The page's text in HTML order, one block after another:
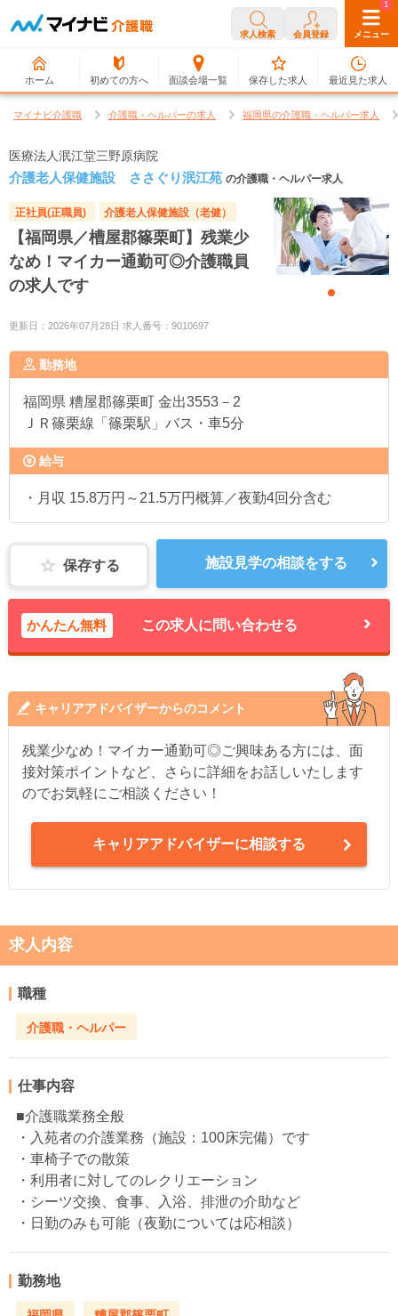
求人検索 会員登録 メニュー
ホーム 初めての方へ 面談会場一覧
0
保存した求人
1
最近見た求人
マイナビ介護職 介護職・ヘルパーの求人 福岡県の介護職・ヘルパー求人
医療法人泯江堂三野原病院
介護老人保健施設 ささぐり泯江苑 の介護職・ヘルパー求人
正社員(正職員) 介護老人保健施設（老健）
【福岡県／槽屋郡篠栗町】残業少
なめ！マイカー通勤可◎介護職員
の求人です
更新日：2026年07月28日 求人番号：9010697
勤務地
福岡県 糟屋郡篠栗町 金出3553－2
ＪＲ篠栗線「篠栗駅」バス・車5分
給与
・月収 15.8万円～21.5万円概算／夜勤4回分含む
保存する 施設見学の相談をする
かんたん無料 この求人に問い合わせる
キャリアアドバイザーからのコメント
残業少なめ！マイカー通勤可◎ご興味ある方には、面
接対策ポイントなど、さらに詳細をお話しいたします
のでお気軽にご相談ください！
キャリアアドバイザーに相談する
求人内容
職種
介護職・ヘルパー
仕事内容
■介護職業務全般
・入苑者の介護業務（施設：100床完備）です
・車椅子での散策
・利用者に対してのレクリエーション
・シーツ交換、食事、入浴、排泄の介助など
・日勤のみも可能（夜勤については応相談）
勤務地